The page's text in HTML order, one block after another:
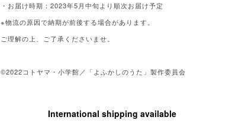
・お届け時期：2023年5月中旬より順次お届け予定
※物流の原因で納期が前後する場合があります。
ご理解の上、ご了承くださいませ。
©2022コトヤマ・小学館／「よふかしのうた」製作委員会
International shipping available